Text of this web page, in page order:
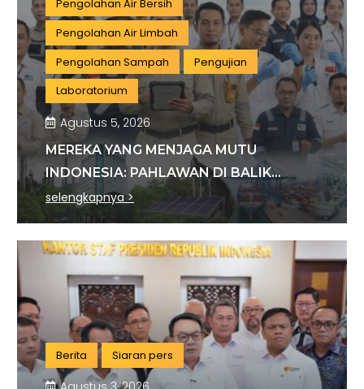
Pengolahan Air Bersih
Pengolahan Air Limbah
Pengolahan Sampah
Pengujian
Laboratorium
Agustus 5, 2026
MEREKA YANG MENJAGA MUTU
INDONESIA: PAHLAWAN DI BALIK
SETIAP STANDAR INDUSTRI
selengkapnya >
Berita Siaran pers